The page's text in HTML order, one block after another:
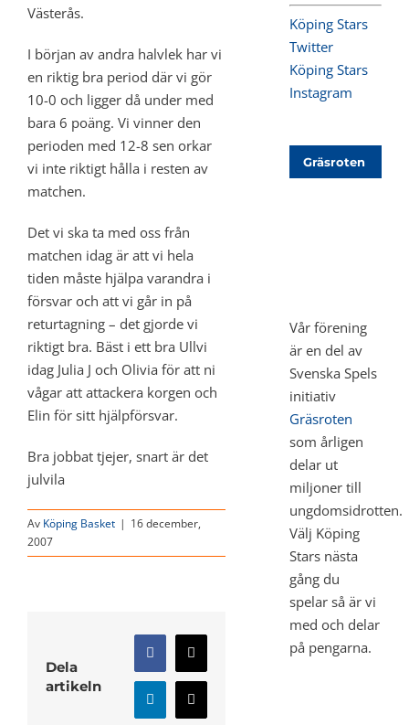
Västerås.
I början av andra halvlek har vi
en riktig bra period där vi gör
10-0 och ligger då under med
bara 6 poäng. Vi vinner den
perioden med 12-8 sen orkar
vi inte riktigt hålla i resten av
matchen.
Det vi ska ta med oss från
matchen idag är att vi hela
tiden måste hjälpa varandra i
försvar och att vi går in på
returtagning – det gjorde vi
riktigt bra. Bäst i ett bra Ullvi
idag Julia J och Olivia för att ni
vågar att attackera korgen och
Elin för sitt hjälpförsvar.
Bra jobbat tjejer, snart är det
julvila
Av Köping Basket | 16 december,
2007
Dela
artikeln
Facebook
X
LinkedInE-
post
Köping Stars
Twitter
Köping Stars
Instagram
Gräsroten
Vår förening
är en del av
Svenska Spels
initiativ
Gräsroten
som årligen
delar ut
miljoner till
ungdomsidrotten.
Välj Köping
Stars nästa
gång du
spelar så är vi
med och delar
på pengarna.